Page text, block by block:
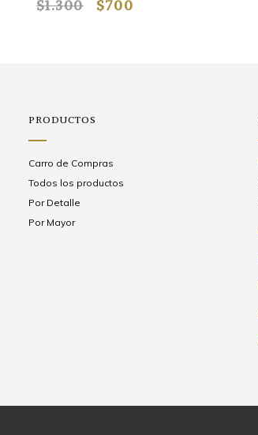
$1.300
$700
PRODUCTOS
Carro de Compras
Todos los productos
Por Detalle
Por Mayor